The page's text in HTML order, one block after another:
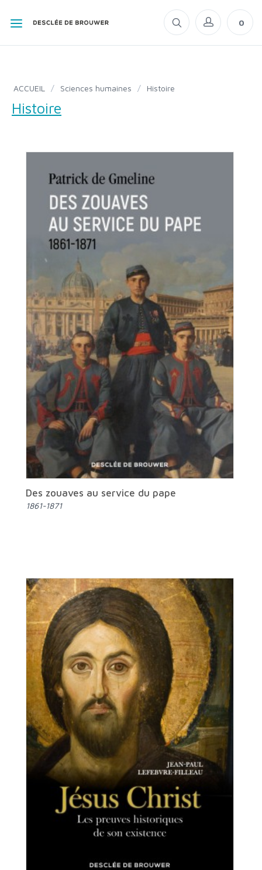
0
ACCUEIL / Sciences humaines / Histoire
Histoire
Des zouaves au service du pape
1861-1871